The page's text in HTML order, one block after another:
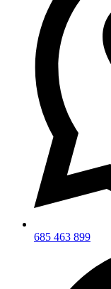
685 463 899